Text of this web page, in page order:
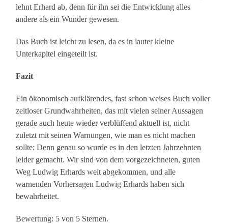
lehnt Erhard ab, denn für ihn sei die Entwicklung alles
andere als ein Wunder gewesen.
Das Buch ist leicht zu lesen, da es in lauter kleine
Unterkapitel eingeteilt ist.
Fazit
Ein ökonomisch aufklärendes, fast schon weises Buch voller
zeitloser Grundwahrheiten, das mit vielen seiner Aussagen
gerade auch heute wieder verblüffend aktuell ist, nicht
zuletzt mit seinen Warnungen, wie man es nicht machen
sollte: Denn genau so wurde es in den letzten Jahrzehnten
leider gemacht. Wir sind von dem vorgezeichneten, guten
Weg Ludwig Erhards weit abgekommen, und alle
warnenden Vorhersagen Ludwig Erhards haben sich
bewahrheitet.
Bewertung: 5 von 5 Sternen.